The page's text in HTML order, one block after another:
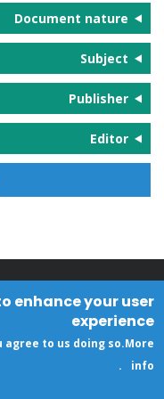
Document nature
Subject
Publisher
Editor
enhance your user
experience
to us doing so.More
info
.